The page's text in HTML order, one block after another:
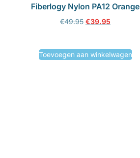
Fiberlogy Nylon PA12 Orange
€49.95 €39.95
Toevoegen aan winkelwagen